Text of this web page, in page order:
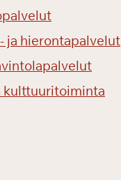
ja hierontapalvelut
kulttuuritoiminta